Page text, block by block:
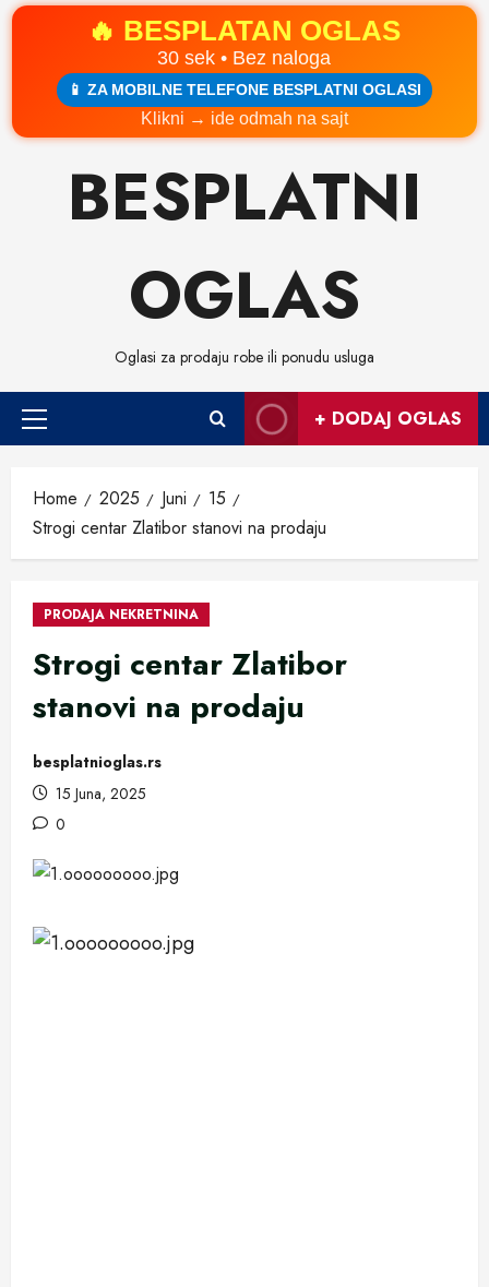
🔥 BESPLATAN OGLAS
30 sek • Bez naloga
📱 ZA MOBILNE TELEFONE BESPLATNI OGLASI
Klikni → ide odmah na sajt
Skip
BESPLATNI
OGLAS
Oglasi za prodaju robe ili ponudu usluga
Primary
+ DODAJ OGLAS
Home 2025 Juni
15
Strogi centar Zlatibor stanovi na prodaju
PRODAJA NEKRETNINA
Strogi centar Zlatibor
stanovi na prodaju
besplatnioglas.rs
15 Juna, 2025
0